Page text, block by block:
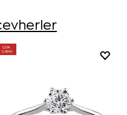
ÇOK
SATAN